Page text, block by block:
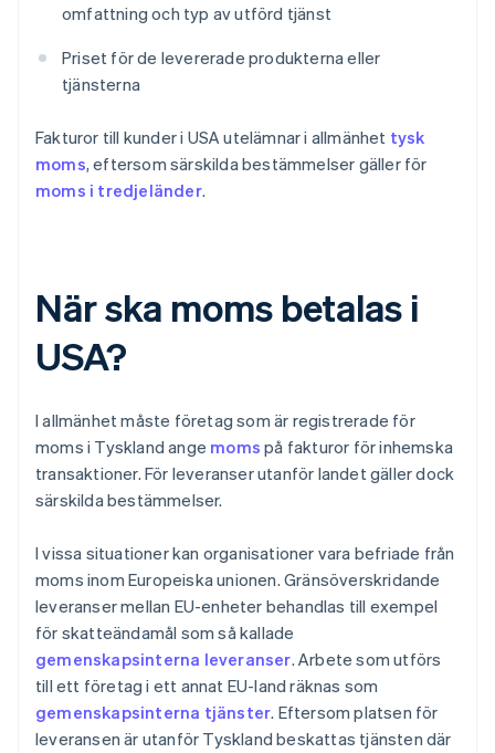
omfattning och typ av utförd tjänst
Priset för de levererade produkterna eller
tjänsterna
Fakturor till kunder i USA utelämnar i allmänhet tysk
moms, eftersom särskilda bestämmelser gäller för
moms i tredjeländer.
När ska moms betalas i
USA?
I allmänhet måste företag som är registrerade för
moms i Tyskland ange moms på fakturor för inhemska
transaktioner. För leveranser utanför landet gäller dock
särskilda bestämmelser.
I vissa situationer kan organisationer vara befriade från
moms inom Europeiska unionen. Gränsöverskridande
leveranser mellan EU-enheter behandlas till exempel
för skatteändamål som så kallade
gemenskapsinterna leveranser. Arbete som utförs
till ett företag i ett annat EU-land räknas som
gemenskapsinterna tjänster. Eftersom platsen för
leveransen är utanför Tyskland beskattas tjänsten där